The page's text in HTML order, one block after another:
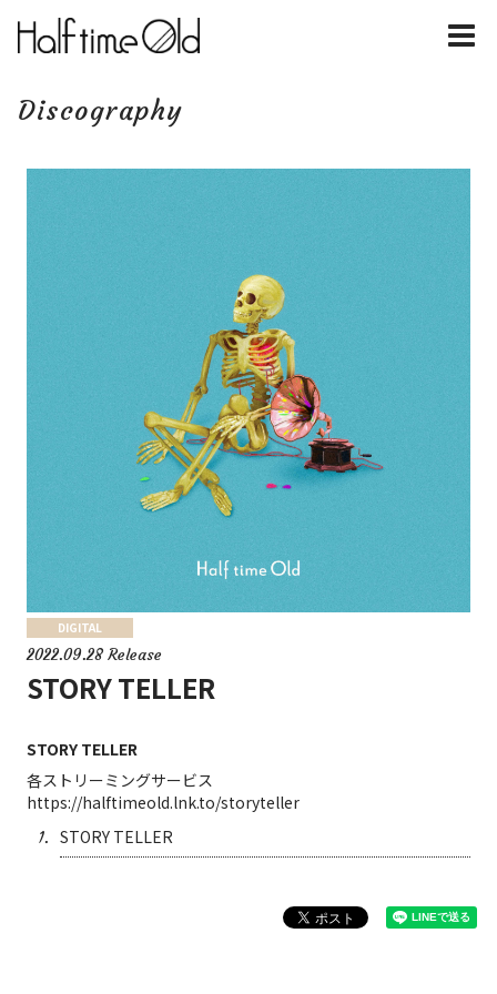
Discography
DIGITAL
2022.09.28 Release
STORY TELLER
STORY TELLER
各ストリーミングサービス
​https://halftimeold.lnk.to/storyteller
1. STORY TELLER